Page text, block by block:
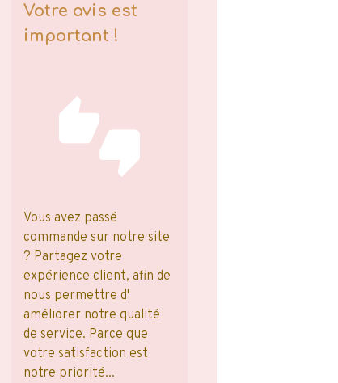
Votre avis est
important !
Vous avez passé
commande sur notre site
? Partagez votre
expérience client, afin de
nous permettre d'
améliorer notre qualité
de service. Parce que
votre satisfaction est
notre priorité...